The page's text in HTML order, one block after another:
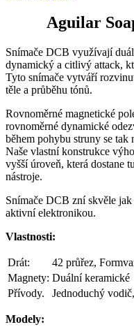
Aguilar
Snímače DCB využívají
dynamický a citlivý attack,
Tyto snímače vytváří
těle a průběhu tónů.
Rovnoměrné magnetické
rovnoměrné dynamické
během pohybu struny se tak
Naše vlastní konstrukce
vyšší úroveň, která dostane
nástroje.
Snímače DCB zní skvěle
aktivní elektronikou.
Vlastnosti:
Drát:
42 průřez,
Magnety: Duální keramické
Přívody.
Jednoduchý
Modely: